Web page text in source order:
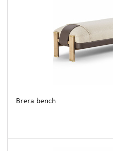
Brera bench